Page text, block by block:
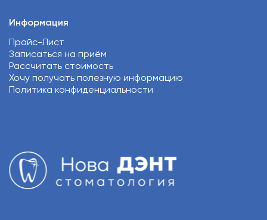
Информация
Прайс-Лист
Записаться на приём
Рассчитать стоимость
Хочу получать полезную информацию
Политика конфиденциальности